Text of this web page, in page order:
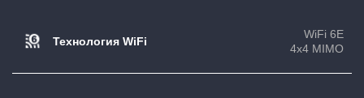
Технология WiFi
WiFi 6E
4x4 MIMO